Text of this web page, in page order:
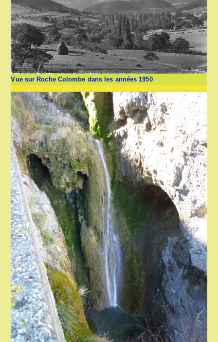
Vue sur Roche Colombe dans les années 1950